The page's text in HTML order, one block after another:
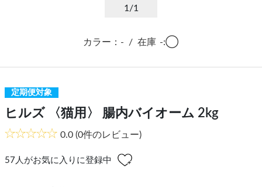
1 /1
カラー：- / 在庫 -:◯
定期便対象
ヒルズ 〈猫用〉 腸内バイオーム 2kg
0.0 (0件のレビュー)
57 人がお気に入りに登録中